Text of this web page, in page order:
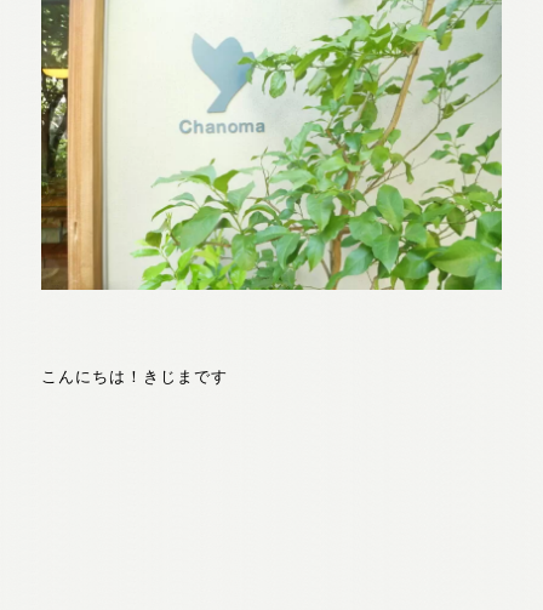
こんにちは！きじまです